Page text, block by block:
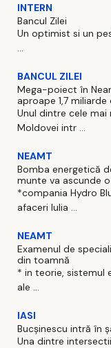
INTERN
Bancul Zilei
Un optimist si un
...
BANCUL ZILEI
Mega-poiect în
aproape 1,7
Unul dintre cele
Moldovei intr ...
NEAMT
Bomba energetică
munte va ascunde
*compania Hydro
afaceri Iulia ...
NEAMT
Examenul de
din toamnă
* in teorie, sistemul
ale ...
IASI
Bucșinescu intră în
Una dintre